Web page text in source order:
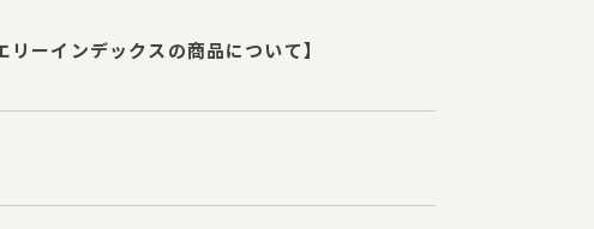
リーインデックスの商品について】